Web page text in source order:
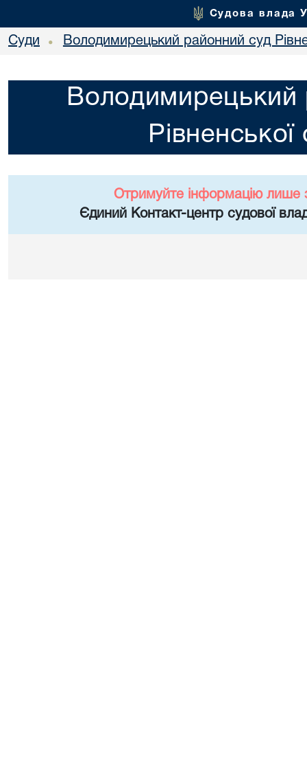
Судова влада
Суди • Володимирецький районний суд
Володимирецький
Рівненської
Отримуйте інформацію лише
Єдиний Контакт-центр судової